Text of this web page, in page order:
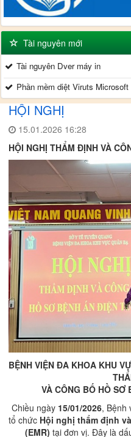
Tài nguyên mới
Tài nguyên Dver máy in
Phần mềm diệt Viruts
HỘI NGHỊ
15.01.2026 16:28
HỘI NGHỊ THẨM ĐỊNH VÀ
BỆNH VIỆN ĐA KHOA KHU
VÀ CÔNG BỐ HỒ SƠ
Chiều ngày 15/01/2026, Bệnh
tổ chức Hội nghị thẩm định
(EMR) tại đơn vị. Đây là